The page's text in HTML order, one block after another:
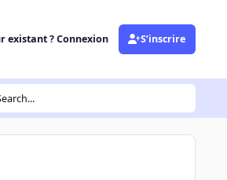
existant ? Connexion S’inscrire